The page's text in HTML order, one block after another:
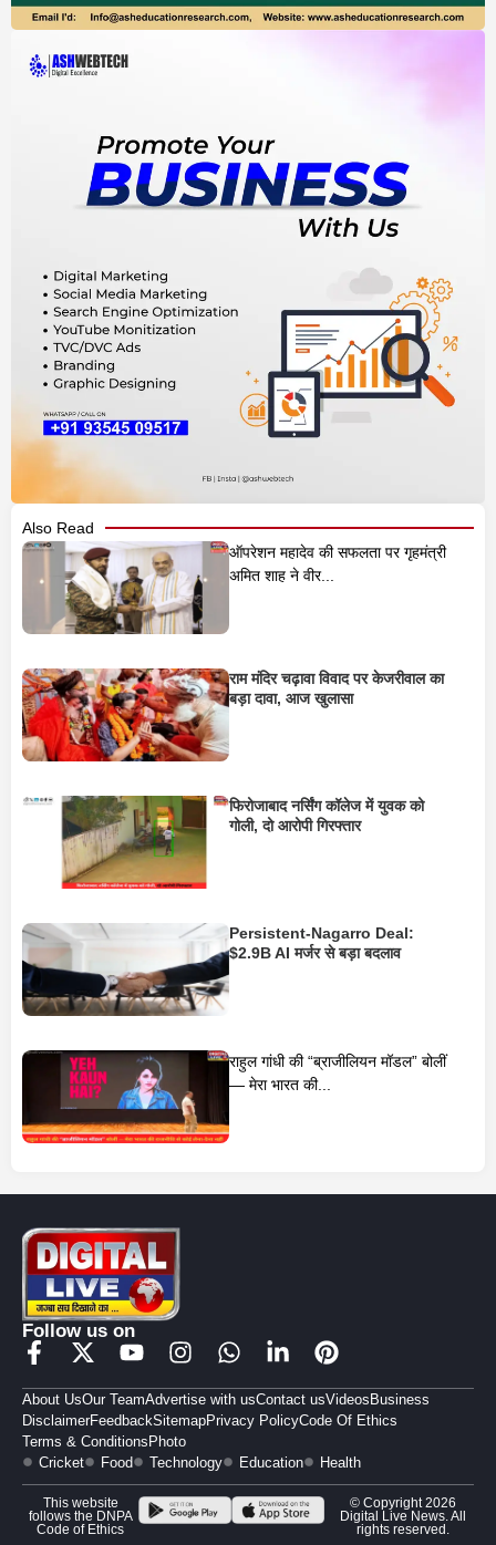
Also Read
ऑपरेशन महादेव की सफलता पर गृहमंत्री
अमित शाह ने वीर...
राम मंदिर चढ़ावा विवाद पर केजरीवाल का
बड़ा दावा, आज खुलासा
फिरोजाबाद नर्सिंग कॉलेज में युवक को
गोली, दो आरोपी गिरफ्तार
Persistent-Nagarro Deal:
$2.9B AI मर्जर से बड़ा बदलाव
राहुल गांधी की “ब्राजीलियन मॉडल” बोलीं
— मेरा भारत की...
Follow us on
About UsOur TeamAdvertise with usContact usVideos Business
DisclaimerFeedbackSitemapPrivacy PolicyCode Of Ethics
Terms & Conditions Photo
Cricket
Food Technology Education Health
This website
follows the DNPA
Code of Ethics
© Copyright 2026
Digital Live News. All
rights reserved.